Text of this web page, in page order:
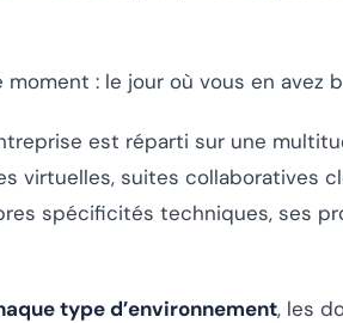
: le jour où vous en avez
est réparti sur une
virtuelles, suites collaboratives
spécificités techniques, ses
type d’environnement, les